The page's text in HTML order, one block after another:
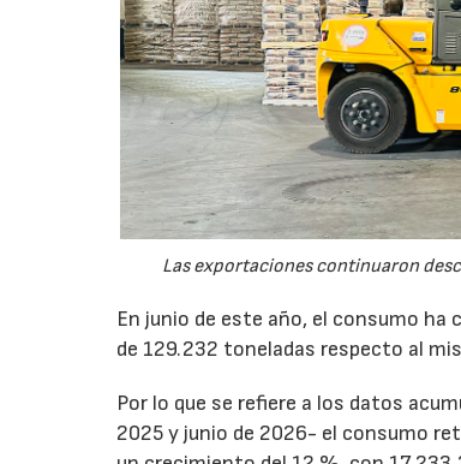
Las exportaciones continuaron
En junio de este año, el consumo ha
de 129.232 toneladas respecto al
Por lo que se refiere a los datos
2025 y junio de 2026- el consumo